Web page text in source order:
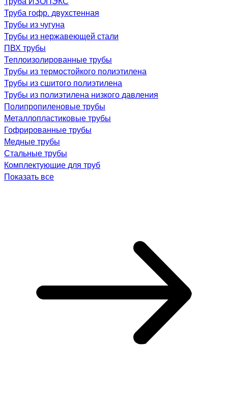
Труба гофр. двухстенная
Трубы из чугуна
Трубы из нержавеющей стали
ПВХ трубы
Теплоизолированные трубы
Трубы из термостойкого полиэтилена
Трубы из сшитого полиэтилена
Трубы из полиэтилена низкого давления
Полипропиленовые трубы
Металлопластиковые трубы
Гофрированные трубы
Медные трубы
Стальные трубы
Комплектующие для труб
Показать все